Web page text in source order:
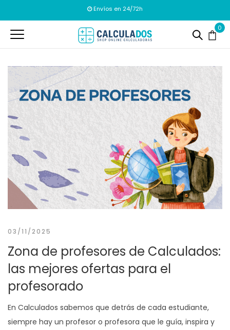
Envíos en 24/72h
0
03/11/2025
Zona de profesores de Calculados:
las mejores ofertas para el
profesorado
En Calculados sabemos que detrás de cada estudiante,
siempre hay un profesor o profesora que le guía, inspira y